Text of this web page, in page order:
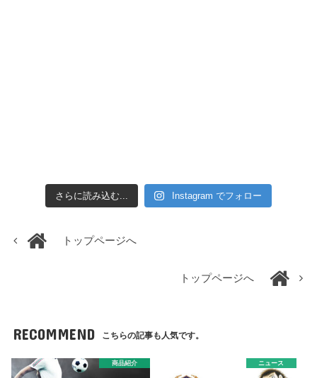
さらに読み込む... Instagram でフォロー
トップページへ
トップページへ
RECOMMEND こちらの記事も人気です。
商品紹介 ニュース